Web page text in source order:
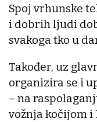
Spoj vrhunske
i dobrih ljudi
svakoga tko u
Također, uz
organizira se i
– na
vožnja kočijom